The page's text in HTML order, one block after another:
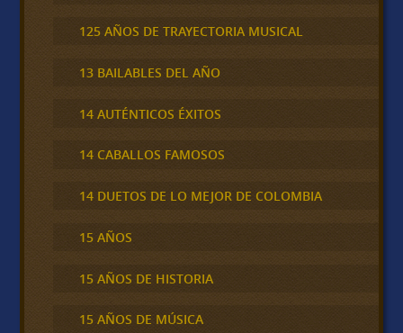
125 AÑOS DE TRAYECTORIA MUSICAL
13 BAILABLES DEL AÑO
14 AUTÉNTICOS ÉXITOS
14 CABALLOS FAMOSOS
14 DUETOS DE LO MEJOR DE COLOMBIA
15 AÑOS
15 AÑOS DE HISTORIA
15 AÑOS DE MÚSICA